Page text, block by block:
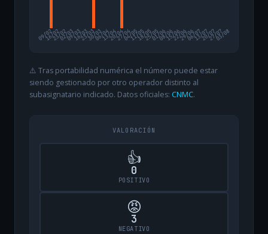
09/02
16/0223/0202/0309/0316/0323/0330/0306/0413/0420/0427/0404/0511/0518/0525/0501/0608/0615/0622/0629/0606/0713/0720/0727/07
03/08
⚠️ Tras portabilidad numérica el número puede estar
siendo gestionado por otro operador distinto al
subasignatario indicado. Datos oficiales: CNMC.
VALORACIÓN
👍
0
POSITIVO
😡
3
NEGATIVO